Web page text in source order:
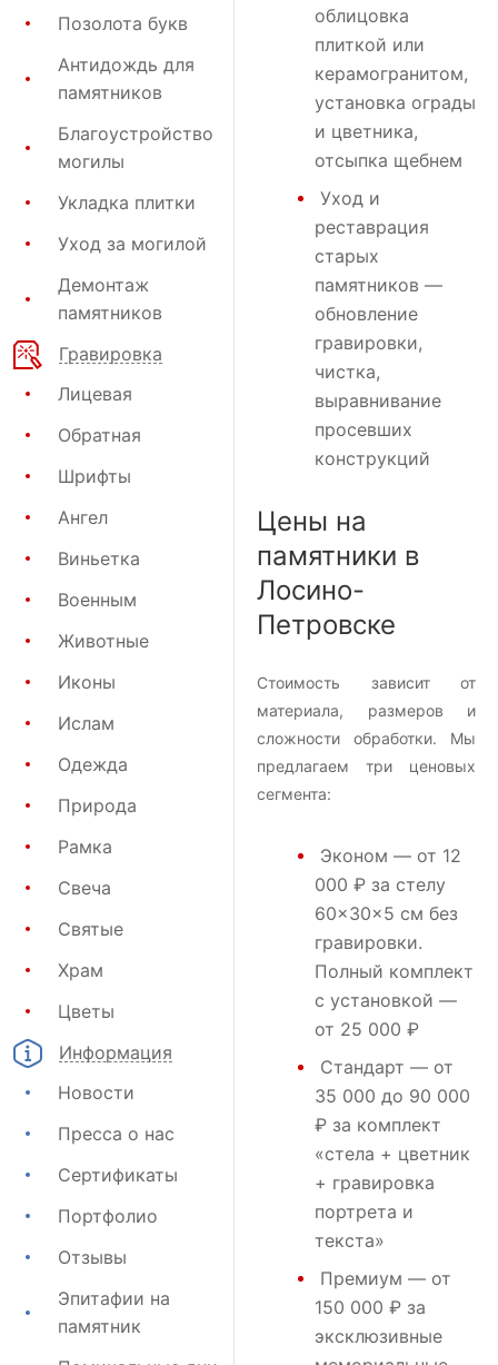
Позолота букв
Антидождь для
памятников
Благоустройство
могилы
Укладка плитки
Уход за могилой
Демонтаж
памятников
Гравировка
Лицевая
Обратная
Шрифты
Ангел
Виньетка
Военным
Животные
Иконы
Ислам
Одежда
Природа
Рамка
Свеча
Святые
Храм
Цветы
Информация
Новости
Пресса о нас
Сертификаты
Портфолио
Отзывы
Эпитафии на
памятник
облицовка
плиткой или
керамогранитом,
установка ограды
и цветника,
отсыпка щебнем
Уход и
реставрация
старых
памятников —
обновление
гравировки,
чистка,
выравнивание
просевших
конструкций
Цены на
памятники в
Лосино-
Петровске
Стоимость зависит от
материала, размеров и
сложности обработки. Мы
предлагаем три ценовых
сегмента:
Эконом — от 12
000 ₽ за стелу
60×30×5 см без
гравировки.
Полный комплект
с установкой —
от 25 000 ₽
Стандарт — от
35 000 до 90 000
₽ за комплект
«стела + цветник
+ гравировка
портрета и
текста»
Премиум — от
150 000 ₽ за
эксклюзивные